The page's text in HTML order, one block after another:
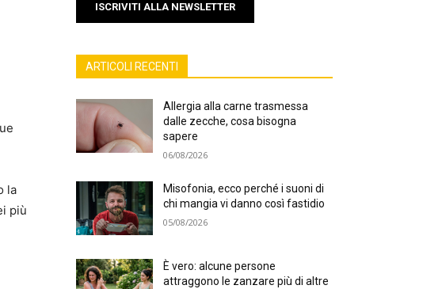
la
più
ISCRIVITI ALLA NEWSLETTER
ARTICOLI RECENTI
Allergia alla carne trasmessa
dalle zecche, cosa bisogna
sapere
06/08/2026
Misofonia, ecco perché i suoni di
chi mangia vi danno così fastidio
05/08/2026
È vero: alcune persone
attraggono le zanzare più di altre